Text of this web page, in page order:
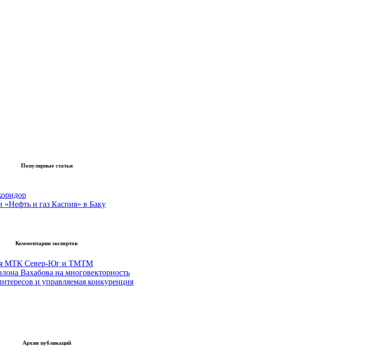
Популярные статьи
и газ Каспия» в Баку
Комментарии экспертов
МТК Север-Юг и ТМТМ
Вахабова на многовекторность
и управляемая конкуренция
Архив публикаций